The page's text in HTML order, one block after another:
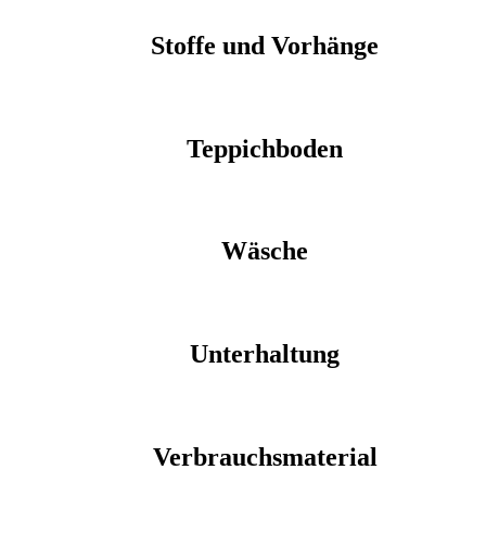
Stoffe und Vorhänge
Teppichboden
Wäsche
Unterhaltung
Verbrauchsmaterial